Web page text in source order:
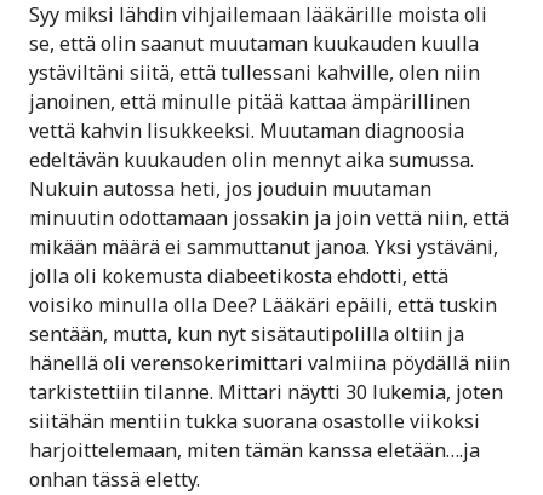
Syy miksi lähdin vihjailemaan lääkärille moista oli
se, että olin saanut muutaman kuukauden kuulla
ystäviltäni siitä, että tullessani kahville, olen niin
janoinen, että minulle pitää kattaa ämpärillinen
vettä kahvin lisukkeeksi. Muutaman diagnoosia
edeltävän kuukauden olin mennyt aika sumussa.
Nukuin autossa heti, jos jouduin muutaman
minuutin odottamaan jossakin ja join vettä niin, että
mikään määrä ei sammuttanut janoa. Yksi ystäväni,
jolla oli kokemusta diabeetikosta ehdotti, että
voisiko minulla olla Dee? Lääkäri epäili, että tuskin
sentään, mutta, kun nyt sisätautipolilla oltiin ja
hänellä oli verensokerimittari valmiina pöydällä niin
tarkistettiin tilanne. Mittari näytti 30 lukemia, joten
siitähän mentiin tukka suorana osastolle viikoksi
harjoittelemaan, miten tämän kanssa eletään….ja
onhan tässä eletty.